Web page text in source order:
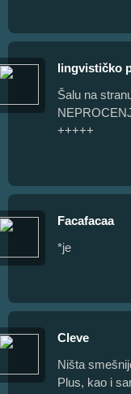
lingvističko
Šalu na
+++++
Facafacaa
*je
Cleve
Ništa
Plus, kao i